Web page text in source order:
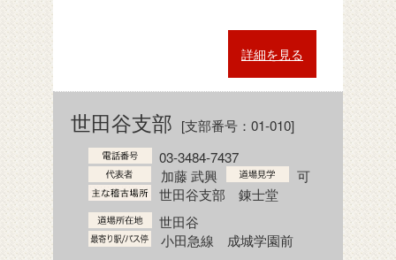
詳細を見る
世田谷支部 [支部番号：01-010]
03-3484-7437
加藤 武興
可
世田谷支部 錬士堂
世田谷
小田急線 成城学園前